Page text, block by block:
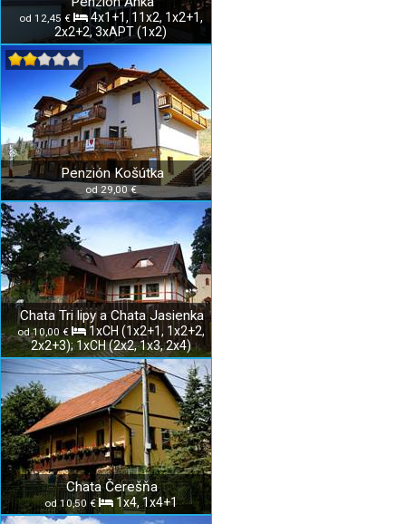
od 12,45 €
4x1+1, 11x2, 1x2+1,
2x2+2, 3xAPT (1x2)
Penzión Košútka
od 29,00 €
Chata Tri lipy a Chata Jasienka
od 10,00 €
1xCH (1x2+1, 1x2+2,
2x2+3); 1xCH (2x2, 1x3, 2x4)
Chata Čerešňa
od 10,50 € 1x4, 1x4+1